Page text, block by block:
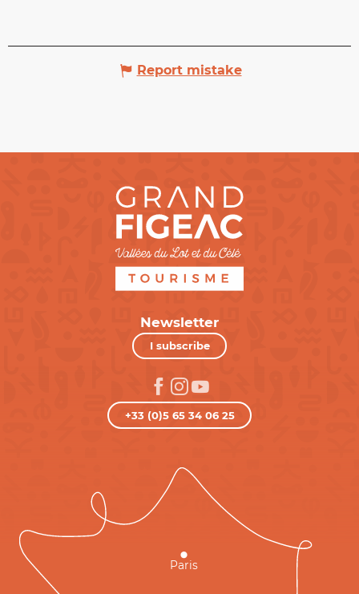
Report mistake
Newsletter
I subscribe
+33 (0)5 65 34 06 25
Paris